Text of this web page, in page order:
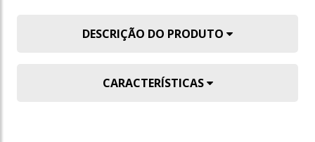
DESCRIÇÃO DO PRODUTO
CARACTERÍSTICAS